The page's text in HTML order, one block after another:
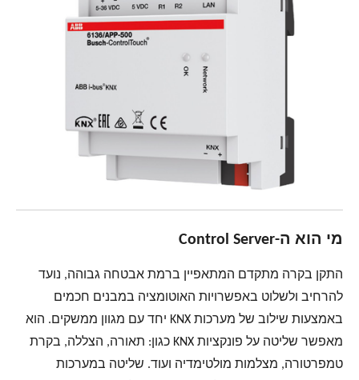
מי הוא ה-Control Server
התקן בקרה מתקדם המתאפיין ברמת אבטחה גבוהה, נועד
להרחיב ולשלוט באפשרויות האוטומציה במבנים חכמים
באמצעות שילוב של מערכות KNX
יחד עם מגוון ממשקים. הוא
מאפשר שליטה על פונקציות KNX כגון: תאורה, הצללה, בקרת
טמפרטורה, מצלמות מולטימדיה ועוד. שליטה במערכות